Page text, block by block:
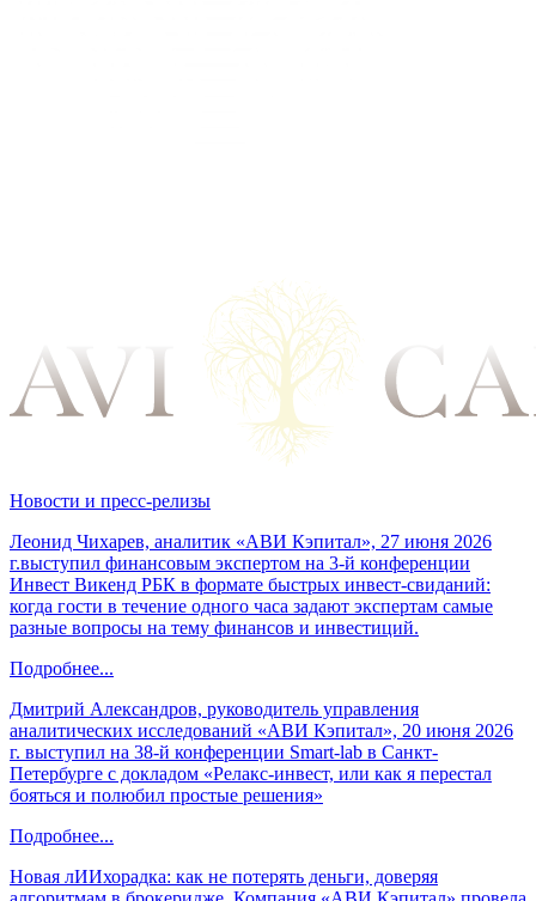
Новости и пресс-релизы
Леонид Чихарев, аналитик «АВИ Кэпитал», 27 июня 2026
г.выступил финансовым экспертом на 3-й конференции
Инвест Викенд РБК в формате быстрых инвест-свиданий:
когда гости в течение одного часа задают экспертам самые
разные вопросы на тему финансов и инвестиций.
Подробнее...
Дмитрий Александров, руководитель управления
аналитических исследований «АВИ Кэпитал», 20 июня 2026
г. выступил на 38-й конференции Smart-lab в Санкт-
Петербурге с докладом «Релакс-инвест, или как я перестал
бояться и полюбил простые решения»
Подробнее...
Новая лИИхорадка: как не потерять деньги, доверяя